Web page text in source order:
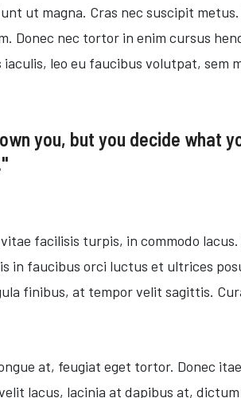
ut magna. Cras nec suscipit
Donec nec tortor in enim cursus
leo eu faucibus volutpat, sem
you, but you decide what
facilisis turpis, in commodo
in faucibus orci luctus et ultrices
finibus, at tempor velit sagittis.
at, feugiat eget tortor. Donec
lacus, lacinia at dapibus at,